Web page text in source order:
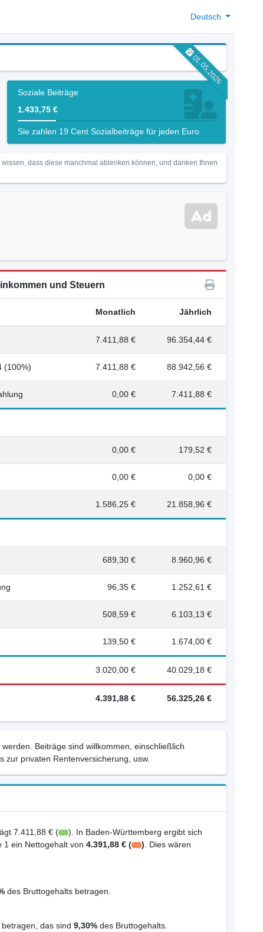
Deutsch
01.05.2026
Soziale Beiträge
1.433,75 €
Sie zahlen 19 Cent Sozialbeiträge für jeden Euro
dass diese manchmal ablenken können, und danken Ihnen
und Steuern
Monatlich Jährlich
7.411,88 € 96.354,44 €
(100%) 7.411,88 € 88.942,56 €
0,00 € 7.411,88 €
0,00 € 179,52 €
0,00 € 0,00 €
1.586,25 € 21.858,96 €
689,30 € 8.960,96 €
96,35 € 1.252,61 €
508,59 € 6.103,13 €
139,50 € 1.674,00 €
3.020,00 € 40.029,18 €
4.391,88 € 56.325,26 €
Beiträge sind willkommen, einschließlich
privaten Rentenversicherung, usw.
7.411,88 € (
). In Baden-Württemberg ergibt sich
ein Nettogehalt von 4.391,88 € ( ) . Dies wären
des Bruttogehalts betragen.
das sind 9,30%des Bruttogehalts.